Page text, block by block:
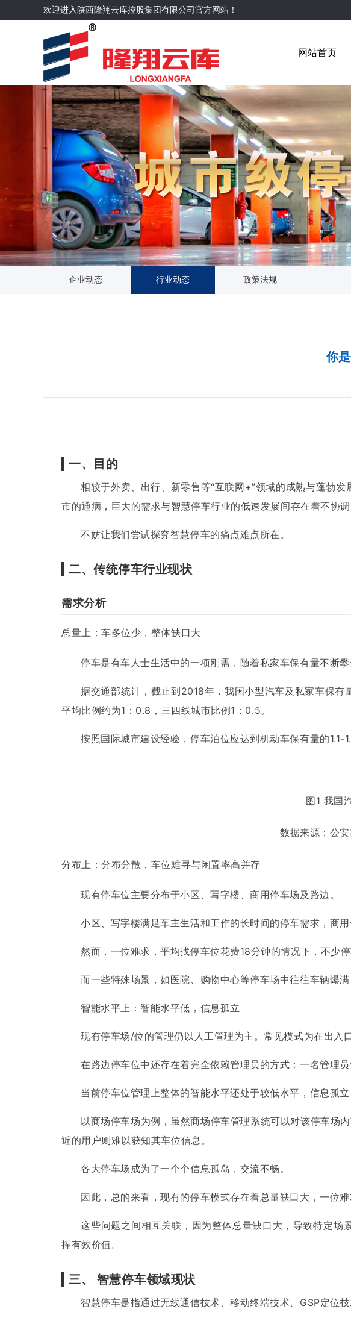
欢迎进入陕西隆翔云库控股集团有限公司官方网站！
网站首页
企业动态 行业动态 政策法规
你
一、目的
相较于外卖、出行、新零售等“互联网+”领域的成熟与蓬勃
市的通病，巨大的需求与智慧停车行业的低速发展间存在着不协调
不妨让我们尝试探究智慧停车的痛点难点所在。
二、传统停车行业现状
需求分析
总量上：车多位少，整体缺口大
停车是有车人士生活中的一项刚需，随着私家车保有量不断攀
据交通部统计，截止到2018年，我国小型汽车及私家车保
平均比例约为1：0.8，三四线城市比例1：0.5。
按照国际城市建设经验，停车泊位应达到机动车保有量的1.1-
图1 我国
数据来源：公
分布上：分布分散，车位难寻与闲置率高并存
现有停车位主要分布于小区、写字楼、商用停车场及路边。
小区、写字楼满足车主生活和工作的长时间的停车需求，商
然而，一位难求，平均找停车位花费18分钟的情况下，不少
而一些特殊场景，如医院、购物中心等停车场中往往车辆爆
智能水平上：智能水平低，信息孤立
现有停车场/位的管理仍以人工管理为主。常见模式为在出入
在路边停车位中还存在着完全依赖管理员的方式：一名管理
当前停车位管理上整体的智能水平还处于较低水平，信息孤立
以商场停车场为例，虽然商场停车管理系统可以对该停车场
近的用户则难以获知其车位信息。
各大停车场成为了一个个信息孤岛，交流不畅。
因此，总的来看，现有的停车模式存在着总量缺口大，一位
这些问题之间相互关联，因为整体总量缺口大，导致特定
挥有效价值。
三、 智慧停车领域现状
智慧停车是指通过无线通信技术、移动终端技术、GSP定位